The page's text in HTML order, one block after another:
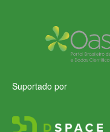
Suportado por